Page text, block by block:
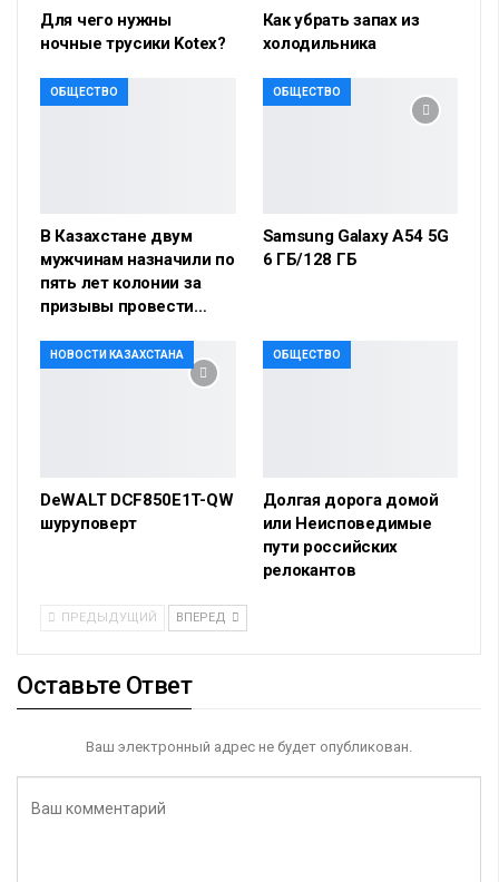
Для чего нужны
ночные трусики Kotex?
Как убрать запах из
холодильника
ОБЩЕСТВО
В Казахстане двум
мужчинам назначили по
пять лет колонии за
призывы провести…
ОБЩЕСТВО
Samsung Galaxy A54 5G
6 ГБ/128 ГБ
НОВОСТИ КАЗАХСТАНА
DeWALT DCF850E1T-QW
шуруповерт
ОБЩЕСТВО
Долгая дорога домой
или Неисповедимые
пути российских
релокантов
ПРЕДЫДУЩИЙ ВПЕРЕД
Оставьте Ответ
Ваш электронный адрес не будет опубликован.